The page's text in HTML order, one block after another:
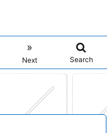
»
Next Search